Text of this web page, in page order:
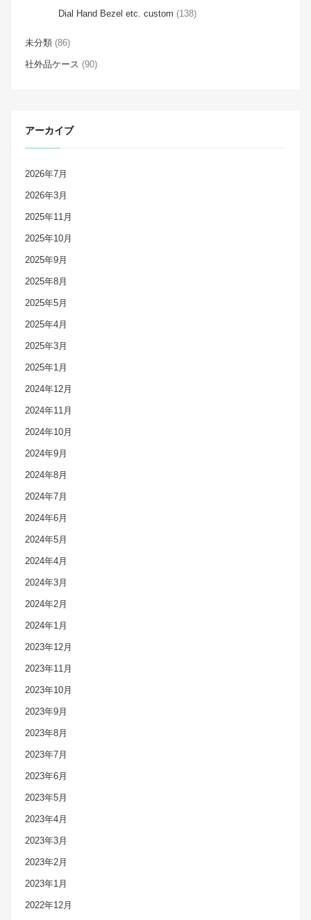
Dial Hand Bezel etc. custom (138)
未分類 (86)
社外品ケース (90)
アーカイブ
2026年7月
2026年3月
2025年11月
2025年10月
2025年9月
2025年8月
2025年5月
2025年4月
2025年3月
2025年1月
2024年12月
2024年11月
2024年10月
2024年9月
2024年8月
2024年7月
2024年6月
2024年5月
2024年4月
2024年3月
2024年2月
2024年1月
2023年12月
2023年11月
2023年10月
2023年9月
2023年8月
2023年7月
2023年6月
2023年5月
2023年4月
2023年3月
2023年2月
2023年1月
2022年12月